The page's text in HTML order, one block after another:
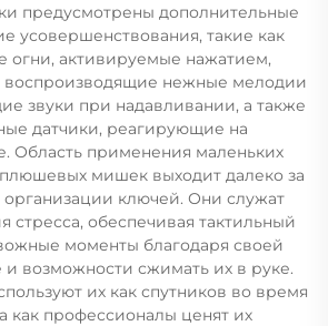
предусмотрены дополнительные
усовершенствования, такие как
огни, активируемые нажатием,
воспроизводящие нежные мелодии
звуки при надавливании, а также
датчики, реагирующие на
Область применения маленьких
мишек выходит далеко за
ключей. Они служат
стресса, обеспечивая тактильный
моменты благодаря своей
и возможности сжимать их в руке.
их как спутников во время
как профессионалы ценят их